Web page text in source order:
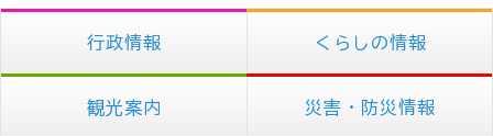
行政情報 くらしの情報
観光案内 災害・防災情報